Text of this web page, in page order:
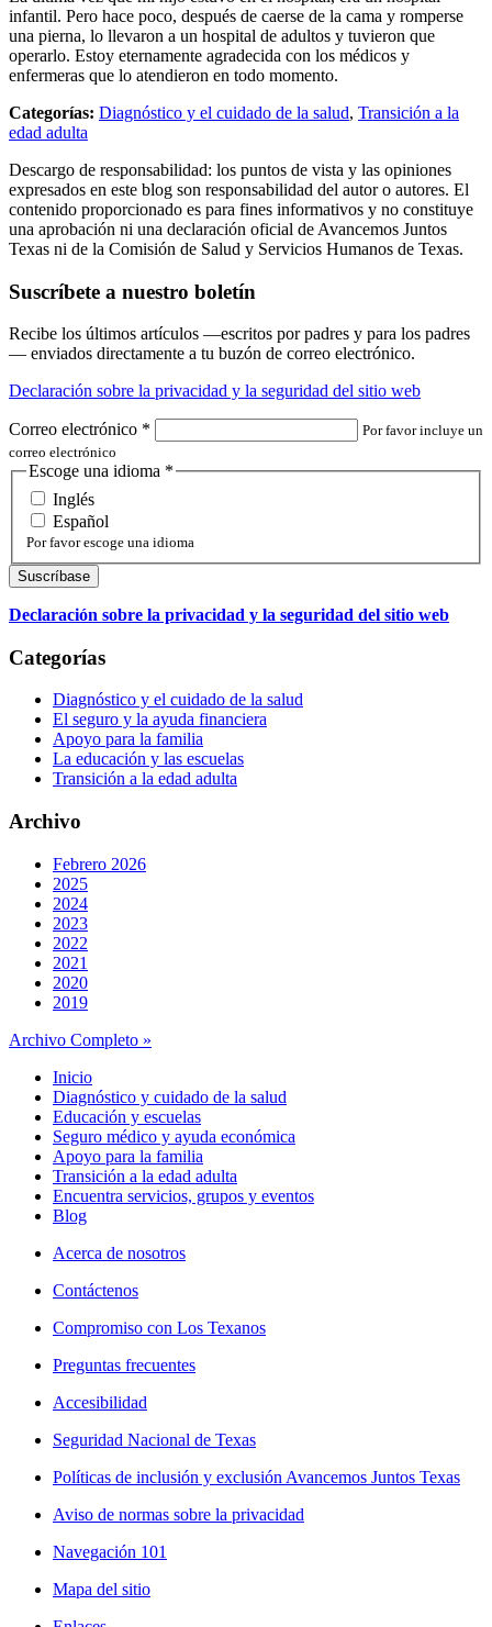
infantil. Pero hace poco, después de caerse de la cama y romperse
una pierna, lo llevaron a un hospital de adultos y tuvieron que
operarlo. Estoy eternamente agradecida con los médicos y
enfermeras que lo atendieron en todo momento.
Categorías: Diagnóstico y el cuidado de la salud, Transición a la
edad adulta
Descargo de responsabilidad: los puntos de vista y las opiniones
expresados en este blog son responsabilidad del autor o autores. El
contenido proporcionado es para fines informativos y no constituye
una aprobación ni una declaración oficial de Avancemos Juntos
Texas ni de la Comisión de Salud y Servicios Humanos de Texas.
Suscríbete a nuestro boletín
Recibe los últimos artículos —escritos por padres y para los padres
— enviados directamente a tu buzón de correo electrónico.
Declaración sobre la privacidad y la seguridad del sitio web
Correo electrónico *
Por favor incluye un
correo electrónico
Escoge una idioma *
Inglés
Español
Por favor escoge una idioma
Declaración sobre la privacidad y la seguridad del sitio web
Categorías
Diagnóstico y el cuidado de la salud
El seguro y la ayuda financiera
Apoyo para la familia
La educación y las escuelas
Transición a la edad adulta
Archivo
Febrero 2026
2025
2024
2023
2022
2021
2020
2019
Archivo Completo »
Inicio
Diagnóstico y cuidado de la salud
Educación y escuelas
Seguro médico y ayuda económica
Apoyo para la familia
Transición a la edad adulta
Encuentra servicios, grupos y eventos
Blog
Acerca de nosotros
Contáctenos
Compromiso con Los Texanos
Preguntas frecuentes
Accesibilidad
Seguridad Nacional de Texas
Políticas de inclusión y exclusión Avancemos Juntos Texas
Aviso de normas sobre la privacidad
Navegación 101
Mapa del sitio